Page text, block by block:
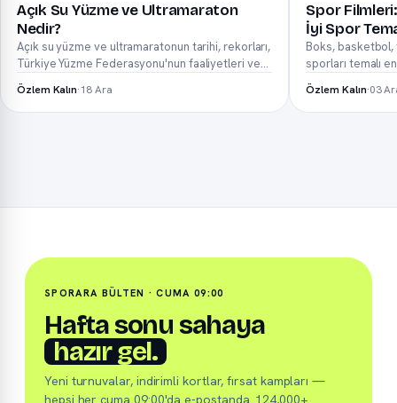
Açık Su Yüzme ve Ultramaraton
Nedir?
Açık su yüzme ve ultramaratonun tarihi, rekorları,
Türkiye Yüzme Federasyonu'nun faaliyetleri ve
Ben...
Özlem Kalın·18 Ara
Spor
İyi Spor
Boks,
sporları temalı
ayrıl...
Özlem Kalın·03
SPORARA BÜLTEN · CUMA 09:00
Hafta sonu sahaya
hazır gel.
Yeni turnuvalar, indirimli kortlar, fırsat kampları —
hepsi her cuma 09:00'da e-postanda. 124,000+